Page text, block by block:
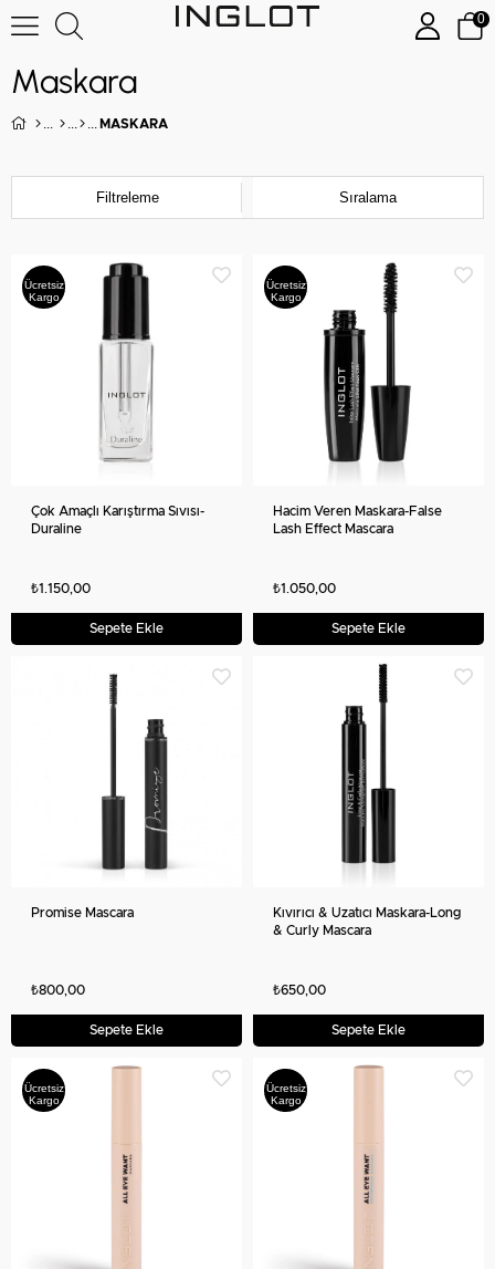
0
Maskara
MASKARA
Filtreleme Sıralama
Ücretsiz
Kargo
Çok Amaçlı Karıştırma Sıvısı-
Duraline
₺1.150,00
Sepete Ekle
Ücretsiz
Kargo
Hacim Veren Maskara-False
Lash Effect Mascara
₺1.050,00
Sepete Ekle
Promise Mascara
₺800,00
Sepete Ekle
Kıvırıcı & Uzatıcı Maskara-Long
& Curly Mascara
₺650,00
Sepete Ekle
Ücretsiz
Kargo
Ücretsiz
Kargo